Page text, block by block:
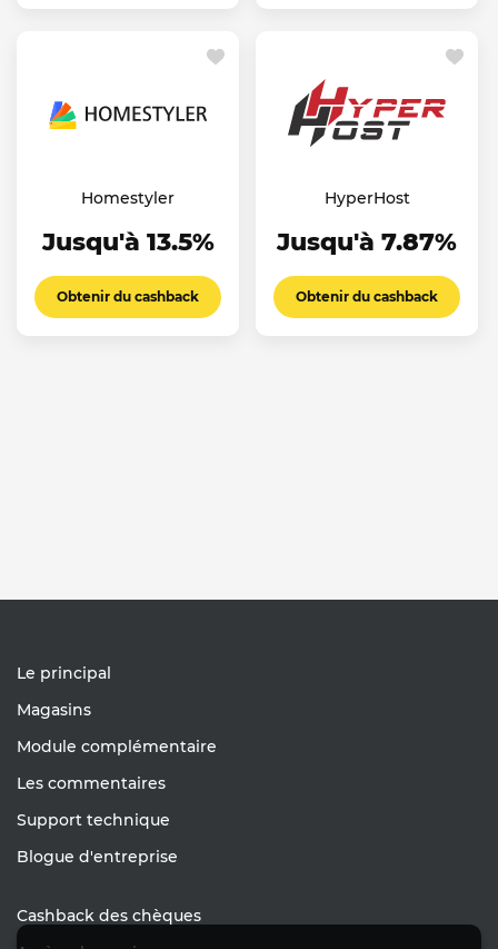
Homestyler
Jusqu'à 13.5%
Obtenir du cashback
HyperHost
Jusqu'à 7.87%
Obtenir du cashback
Le principal
Magasins
Module complémentaire
Les commentaires
Support technique
Blogue d'entreprise
Cashback des chèques